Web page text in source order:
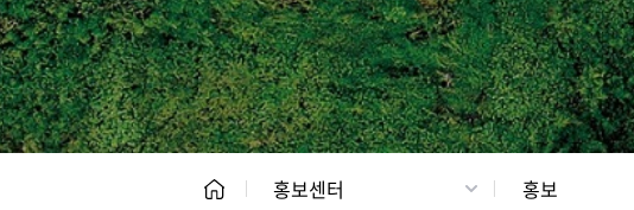
홍보센터 홍보